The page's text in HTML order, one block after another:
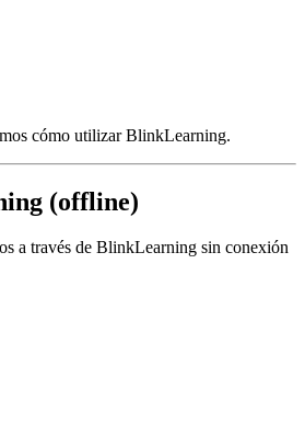
cómo utilizar BlinkLearning.
(offline)
a través de BlinkLearning sin conexión